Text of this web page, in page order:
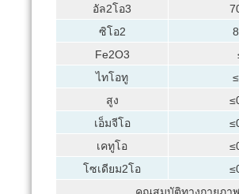
อัล2โอ3
ซิโอ2
Fe2O3
ไทโอทู
สูง
เอ็มจีโอ
เคทูโอ
โซเดียม2โอ
คุณสมบัติทางกายภาพ